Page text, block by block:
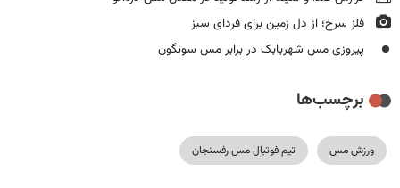
فلز سرخ؛ از دل زمین برای فردای سبز
پیروزی مس شهربابک در برابر مس سونگون
برچسب‌ها
ورزش مس تیم فوتبال مس رفسنجان